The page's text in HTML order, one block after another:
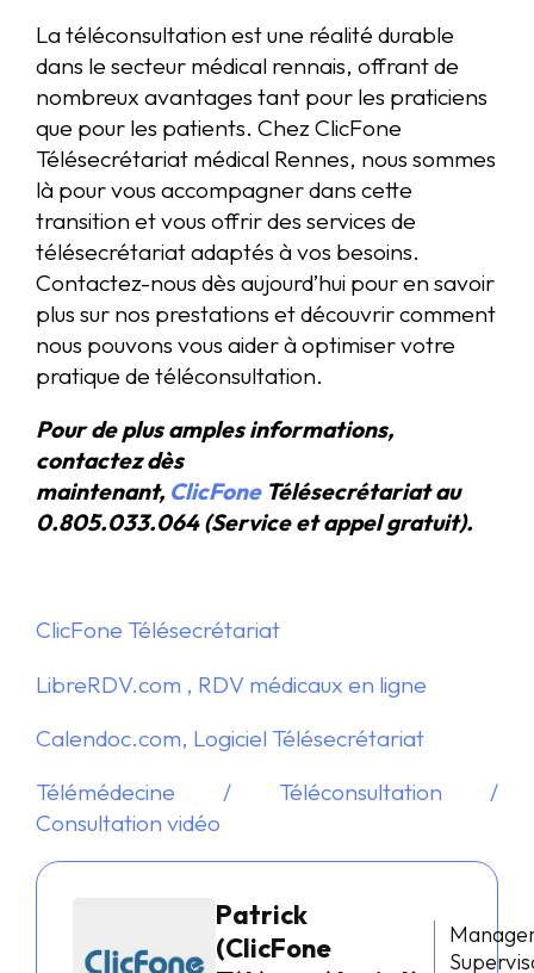
La téléconsultation est une réalité durable
dans le secteur médical rennais, offrant de
nombreux avantages tant pour les praticiens
que pour les patients. Chez ClicFone
Télésecrétariat médical Rennes, nous sommes
là pour vous accompagner dans cette
transition et vous offrir des services de
télésecrétariat adaptés à vos besoins.
Contactez-nous dès aujourd’hui pour en savoir
plus sur nos prestations et découvrir comment
nous pouvons vous aider à optimiser votre
pratique de téléconsultation.
Pour de plus amples informations,
contactez dès
maintenant, ClicFoneTélésecrétariat au
0.805.033.064 (Service et appel gratuit).
ClicFone Télésecrétariat
LibreRDV.com , RDV médicaux en ligne
Calendoc.com, Logiciel Télésecrétariat
Télémédecine / Téléconsultation /
Consultation vidéo
Patrick
(ClicFone